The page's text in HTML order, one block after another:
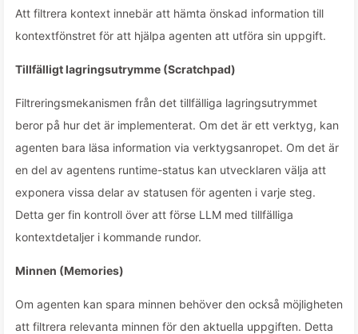
Att filtrera kontext innebär att hämta önskad information till
kontextfönstret för att hjälpa agenten att utföra sin uppgift.
Tillfälligt lagringsutrymme (Scratchpad)
Filtreringsmekanismen från det tillfälliga lagringsutrymmet
beror på hur det är implementerat. Om det är ett verktyg, kan
agenten bara läsa information via verktygsanropet. Om det är
en del av agentens runtime-status kan utvecklaren välja att
exponera vissa delar av statusen för agenten i varje steg.
Detta ger fin kontroll över att förse LLM med tillfälliga
kontextdetaljer i kommande rundor.
Minnen (Memories)
Om agenten kan spara minnen behöver den också möjligheten
att filtrera relevanta minnen för den aktuella uppgiften. Detta